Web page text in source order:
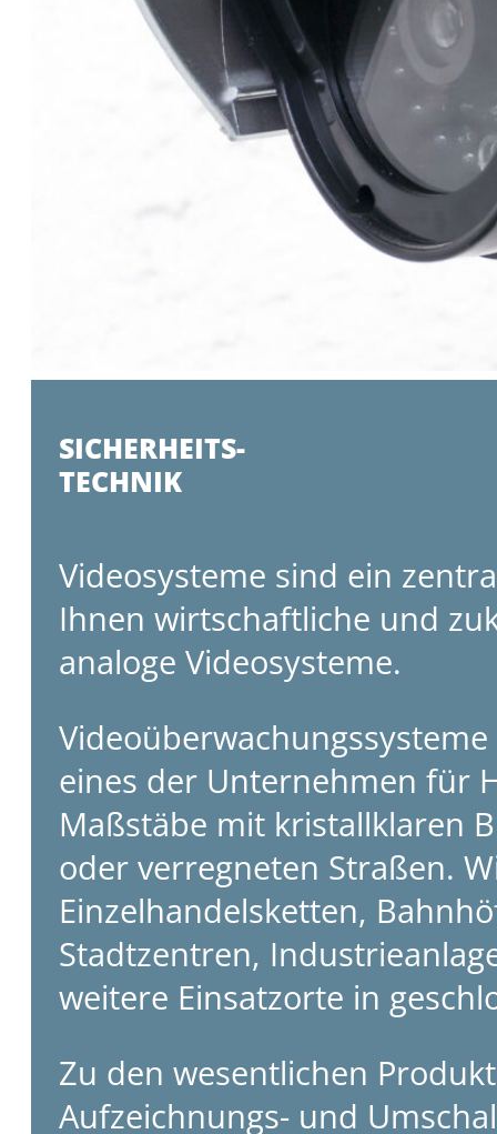
SICHERHEITS-
TECHNIK
Videosysteme sind ein
Ihnen wirtschaftliche und
analoge Videosysteme.
eines der Unternehmen für
Maßstäbe mit kristallklaren
oder verregneten Straßen.
Einzelhandelsketten,
Stadtzentren,
weitere Einsatzorte in
Zu den wesentlichen
Aufzeichnungs- und